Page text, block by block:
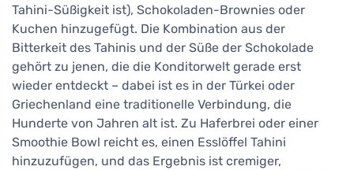
Tahini-Süßigkeit ist), Schokoladen-Brownies oder
Kuchen hinzugefügt. Die Kombination aus der
Bitterkeit des Tahinis und der Süße der Schokolade
gehört zu jenen, die die Konditorwelt gerade erst
wieder entdeckt – dabei ist es in der Türkei oder
Griechenland eine traditionelle Verbindung, die
Hunderte von Jahren alt ist. Zu Haferbrei oder einer
Smoothie Bowl reicht es, einen Esslöffel Tahini
hinzuzufügen, und das Ergebnis ist cremiger,